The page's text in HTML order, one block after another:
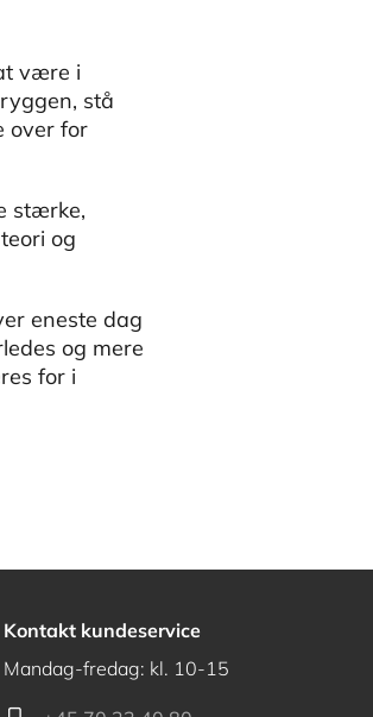
være i
stå
over for
stærke,
og
eneste dag
og mere
for i
Kontakt kundeservice
Mandag-fredag: kl. 10-15